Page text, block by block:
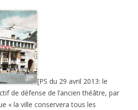
[PS du 29 avril 2013: le
de défense de l’ancien théâtre, par
« la ville conservera tous les